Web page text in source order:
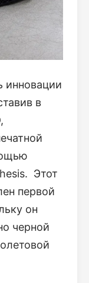
инновации
в
Этот
первой
он
черной